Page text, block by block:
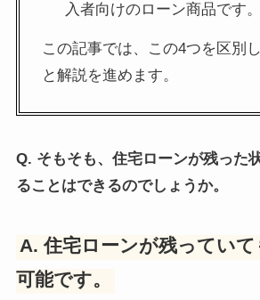
入者向けのローン商品です。
この記事では、この4つを区別
と解説を進めます。
Q. そもそも、住宅ローンが残った
ることはできるのでしょうか。
A. 住宅ローンが残ってい
可能です。